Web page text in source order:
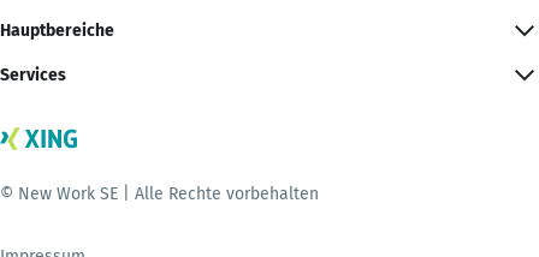
Hauptbereiche
Services
© New Work SE | Alle Rechte vorbehalten